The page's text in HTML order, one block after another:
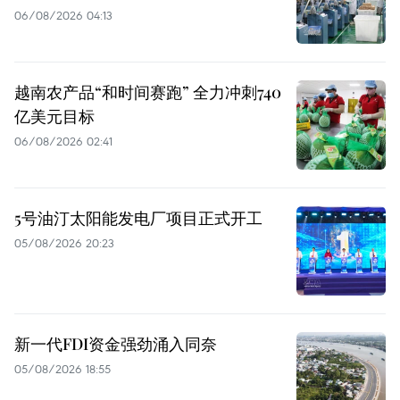
06/08/2026 04:13
越南农产品“和时间赛跑” 全力冲刺740
亿美元目标
06/08/2026 02:41
5号油汀太阳能发电厂项目正式开工
05/08/2026 20:23
新一代FDI资金强劲涌入同奈
05/08/2026 18:55